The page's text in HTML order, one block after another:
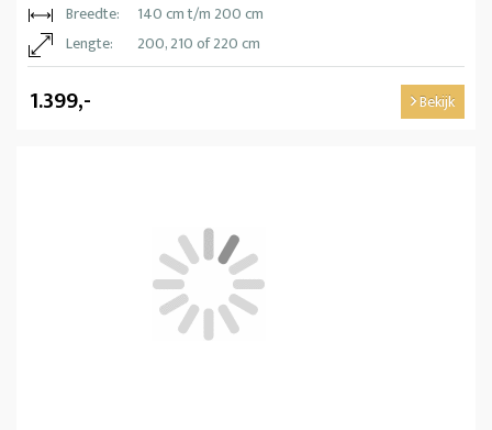
Breedte:
140 cm t/m 200 cm
Lengte:
200, 210 of 220 cm
1.399,- Bekijk